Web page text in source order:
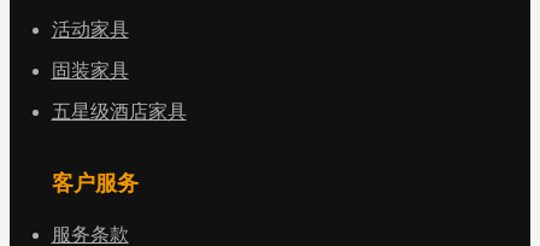
活动家具
固装家具
五星级酒店家具
客户服务
服务条款